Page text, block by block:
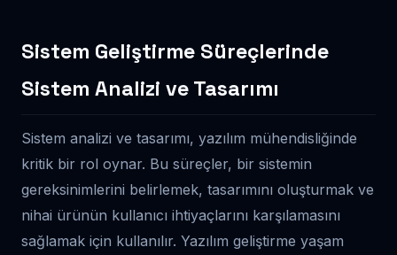
Sistem Geliştirme Süreçlerinde
Sistem Analizi ve Tasarımı
Sistem analizi ve tasarımı, yazılım mühendisliğinde
kritik bir rol oynar. Bu süreçler, bir sistemin
gereksinimlerini belirlemek, tasarımını oluşturmak ve
nihai ürünün kullanıcı ihtiyaçlarını karşılamasını
sağlamak için kullanılır. Yazılım geliştirme yaşam